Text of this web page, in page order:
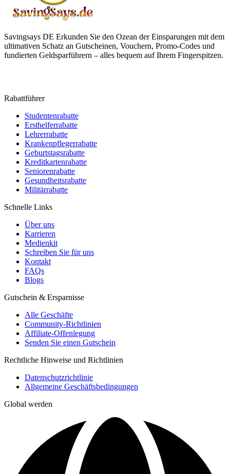
Savingsays DE Erkunden Sie den Ozean der Einsparungen mit dem
ultimativen Schatz an Gutscheinen, Vouchern, Promo-Codes und
fundierten Geldsparführern – alles bequem auf Ihrem Fingerspitzen.
Rabattführer
Studentenrabatte
Ersthelferrabatte
Lehrerrabatte
Krankenpflegerrabatte
Geburtstagsrabatte
Kreditkartenrabatte
Seniorenrabatte
Gesundheitsrabatte
Militärrabatte
Schnelle Links
Über uns
Karrieren
Medienkit
Schreiben Sie für uns
Kontakt
FAQs
Blogs
Gutschein & Ersparnisse
Alle Geschäfte
Community-Richtlinien
Affiliate-Offenlegung
Senden Sie einen Gutschein
Rechtliche Hinweise und Richtlinien
Datenschutzrichtlinie
Allgemeine Geschäftsbedingungen
Global werden